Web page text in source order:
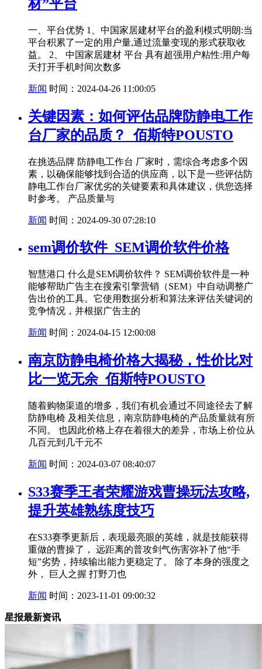
材”平台
一、平台优势 1、中国家居建材平台的盈利模式明朗:当
平台积累了一定的用户量,通过流量变现的形式获取收
益。 2、 中国家居建材 平台 具有超强用户粘性:用户每
天打开手机时间次数多
新闻 时间：2024-04-26 11:00:05
关键因素：如何评估品牌防静电工作
台厂家的品质？_佰斯特POUSTO
在挑选品牌 防静电工作台 厂家时，需综合考虑多个因
素，以确保能够找到合适的供应商，以下是一些评估防
静电工作台厂家优劣的关键要素和具体建议，供您选择
时参考。 产品质量与
新闻 时间：2024-09-30 07:28:10
sem调价软件_SEM调价软件价格
智慧港口 什么是SEM调价软件？ SEM调价软件是一种
能够帮助广告主在搜索引擎营销（SEM）中自动调整广
告出价的工具。它使用数据分析和算法来评估关键词的
竞争情况，并根据广告主的
新闻 时间：2024-04-15 12:00:08
南京防静电椅价格大揭秘，性价比对
比一览无余_佰斯特POUSTO
随着购物渠道的增多，我们有机会通过不同途径去了解
防静电椅 及相关信息，南京防静电椅的产品质量就有所
不同。 也因此价格上存在着很大的差异，市场上价位从
几百元到几千元不
新闻 时间：2024-03-07 08:40:07
S33赛季王者荣耀游戏曹操玩法攻略,
提升英雄熟练度技巧
在S33赛季更新后，表现最亮眼的英雄，就是技能获得
重做的曹操了， 远距离的普攻剑气伤害弥补了他“手
短”劣势，持续输出能力更稳定了。 除了本身的强度之
外， 巨人之握 打野刀也
新闻 时间：2023-11-01 09:00:32
星报最新资讯